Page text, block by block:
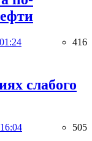
416
слабого
505